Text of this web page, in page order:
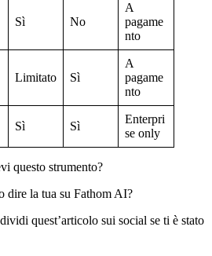
Sì No
A
pagame
nto
Limitato Sì
A
pagame
nto
Sì Sì
Enterpri
se only
questo strumento?
dire la tua su Fathom AI?
quest’articolo sui social se ti è stato